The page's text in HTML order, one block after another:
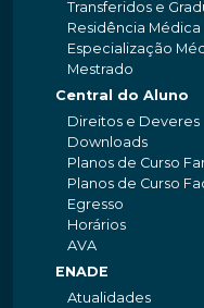
Transferidos e
Residência Médica
Especialização
Mestrado
Central do Aluno
Direitos e Deveres
Downloads
Planos de Curso
Planos de Curso
Egresso
Horários
AVA
ENADE
Atualidades